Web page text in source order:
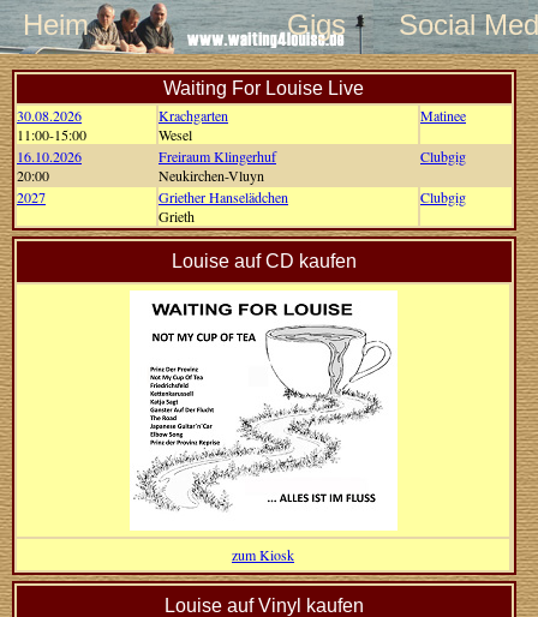
Heim Gigs Social
Waiting For Louise Live
30.08.2026
11:00-15:00
Krachgarten
Wesel
Matinee
16.10.2026
20:00
Freiraum Klingerhuf
Neukirchen-Vluyn
Clubgig
2027
Griether Hanselädchen
Grieth
Clubgig
Louise auf CD kaufen
zum Kiosk
Louise auf Vinyl kaufen